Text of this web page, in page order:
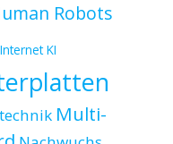
Robots
Internet KI
Multi-